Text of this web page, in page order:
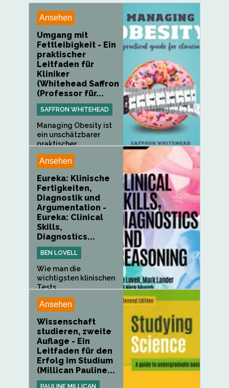
Ansehen
Umgang mit
Fettleibigkeit - Ein
praktischer
Leitfaden für
Kliniker
(Whitehead Saffron
(Professor für...
SAFFRON WHITEHEAD
Managing Obesity ist
ein unschätzbarer
praktischer...
Ansehen
Eureka: Klinische
Fertigkeiten,
Diagnostik und
Argumentation -
Eureka: Clinical
Skills,
Diagnostics...
BEN LOVELL
Wie man die
wichtigsten klinischen
Tests...
Ansehen
Wissenschaft
studieren, zweite
Auflage - Ein
Leitfaden für den
Erfolg im Studium
(Millican Pauline...
PAULINE MILLICAN